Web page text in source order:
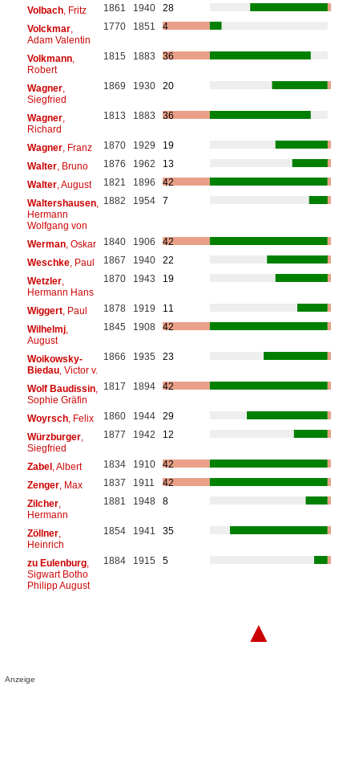
Volbach, Fritz 1861 1940
28
Volckmar,
Adam Valentin
1770 1851 4
Volkmann,
Robert
1815 1883 36
Wagner,
Siegfried
1869 1930 20
Wagner,
Richard
1813 1883 36
Wagner, Franz 1870 1929
19
Walter, Bruno 1876 1962
13
Walter, August 1821 1896
42
Waltershausen,
Hermann
Wolfgang von
1882 1954 7
Werman, Oskar 1840 1906
42
Weschke, Paul 1867 1940
22
Wetzler,
Hermann Hans
1870 1943 19
Wiggert, Paul 1878 1919
11
Wilhelmj,
August
1845 1908 42
Woikowsky-
Biedau, Victor v.
1866 1935 23
Wolf Baudissin,
Sophie Gräfin
1817 1894 42
Woyrsch, Felix 1860 1944
29
Würzburger,
Siegfried
1877 1942 12
Zabel, Albert 1834 1910
42
Zenger, Max 1837 1911
42
Zilcher,
Hermann
1881 1948 8
Zöllner,
Heinrich
1854 1941 35
zu Eulenburg,
Sigwart Botho
Philipp August
1884 1915 5
▲
Anzeige